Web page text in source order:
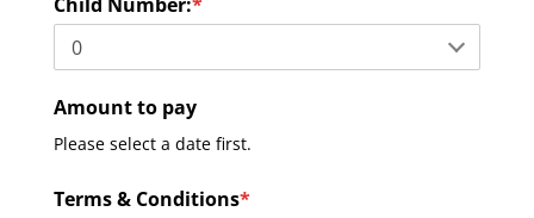
Amount to pay
Please select a date first.
Terms & Conditions*